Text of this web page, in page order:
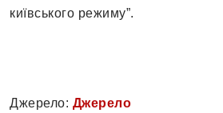
київського режиму”.
Джерело: Джерело